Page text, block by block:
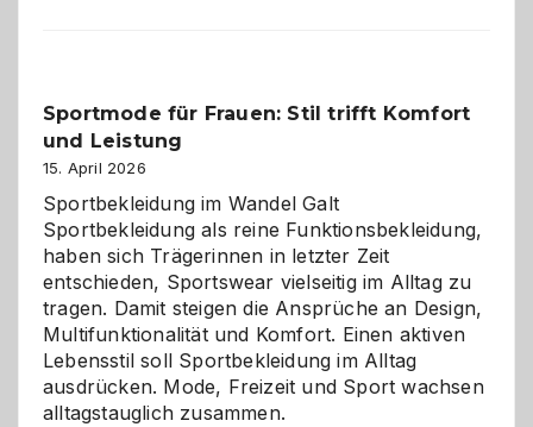
gegen
Chaos
Sportmode für Frauen: Stil trifft Komfort
und Leistung
15. April 2026
Sportbekleidung im Wandel Galt
Sportbekleidung als reine Funktionsbekleidung,
haben sich Trägerinnen in letzter Zeit
entschieden, Sportswear vielseitig im Alltag zu
tragen. Damit steigen die Ansprüche an Design,
Multifunktionalität und Komfort. Einen aktiven
Lebensstil soll Sportbekleidung im Alltag
ausdrücken. Mode, Freizeit und Sport wachsen
alltagstauglich zusammen.